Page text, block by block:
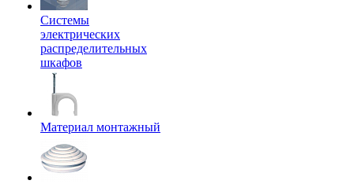
Системы
электрических
распределительных
шкафов
Материал монтажный